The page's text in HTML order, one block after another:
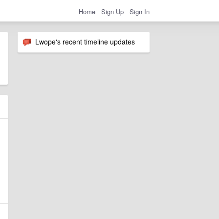
Home Sign Up Sign In
Lwope's recent timeline updates